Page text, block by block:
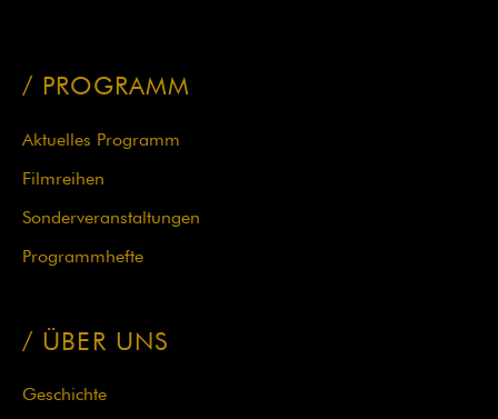
PROGRAMM
Navigation
Aktuelles Programm
Filmreihen
Sonderveranstaltungen
Programmhefte
ÜBER UNS
Geschichte